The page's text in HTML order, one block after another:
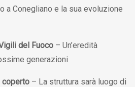
a Conegliano e la sua evoluzione
del Fuoco – Un’eredità
generazioni
coperto – La struttura sarà luogo di